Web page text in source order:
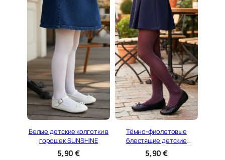
Белые детские колготки в
горошек SUNSHINE
5,90€
Тёмно-фиолетовые
блестящие детские
колготки EVAMC
5,90€